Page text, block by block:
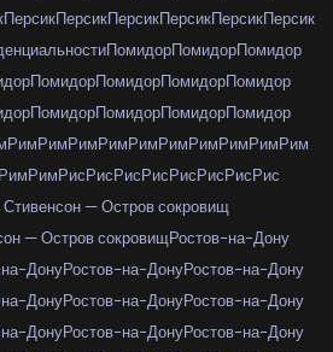
ПерсикПерсикПерсикПерсикПерсикПерсик
ПомидорПомидорПомидор
ПомидорПомидорПомидорПомидор
ПомидорПомидорПомидорПомидор
РимРимРимРимРимРимРимРимРимРим
РимРимРисРисРисРисРисРисРисРис
— Остров сокровищ
— Остров сокровищРостов-на-Дону
ДонуРостов-на-ДонуРостов-на-Дону
ДонуРостов-на-ДонуРостов-на-Дону
ДонуРостов-на-ДонуРостов-на-Дону